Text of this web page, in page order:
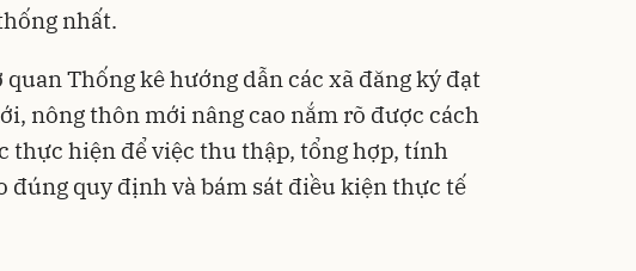
nhất.
Thống kê hướng dẫn các xã đăng ký đạt
nông thôn mới nâng cao nắm rõ được cách
thực hiện để việc thu thập, tổng hợp, tính
đúng quy định và bám sát điều kiện thực tế